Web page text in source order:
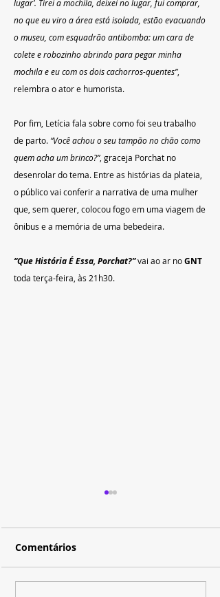
lugar’. Tirei a mochila, deixei no lugar, fui comprar,
no que eu viro a área está isolada, estão evacuando
o museu, com esquadrão antibomba: um cara de
colete e robozinho abrindo para pegar minha
mochila e eu com os dois cachorros-quentes”,
relembra o ator e humorista.
Por fim, Letícia fala sobre como foi seu trabalho
de parto. “Você achou o seu tampão no chão como
quem acha um brinco?”, graceja Porchat no
desenrolar do tema. Entre as histórias da plateia,
o público vai conferir a narrativa de uma mulher
que, sem querer, colocou fogo em uma viagem de
ônibus e a memória de uma bebedeira.
“Que História É Essa, Porchat?” vai ao ar no GNT
toda terça-feira, às 21h30.
Comentários